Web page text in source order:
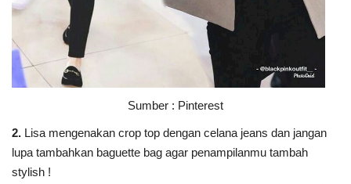
Sumber : Pinterest
2. Lisa mengenakan crop top dengan celana jeans dan jangan
lupa tambahkan baguette bag agar penampilanmu tambah
stylish !